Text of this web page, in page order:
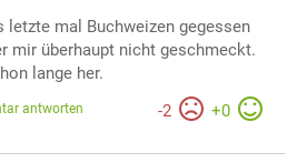
letzte mal Buchweizen gegessen
mir überhaupt nicht geschmeckt.
lange her.
-2 +0
antworten